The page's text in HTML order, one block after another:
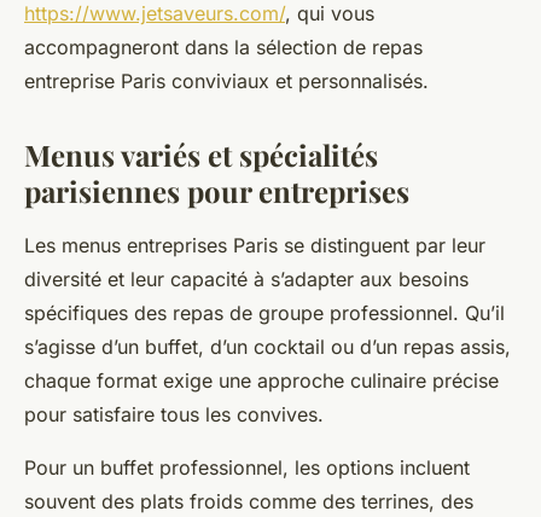
https://www.jetsaveurs.com/, qui vous
accompagneront dans la sélection de repas
entreprise Paris conviviaux et personnalisés.
Menus variés et spécialités
parisiennes pour entreprises
Les menus entreprises Paris se distinguent par leur
diversité et leur capacité à s’adapter aux besoins
spécifiques des repas de groupe professionnel. Qu’il
s’agisse d’un buffet, d’un cocktail ou d’un repas assis,
chaque format exige une approche culinaire précise
pour satisfaire tous les convives.
Pour un buffet professionnel, les options incluent
souvent des plats froids comme des terrines, des